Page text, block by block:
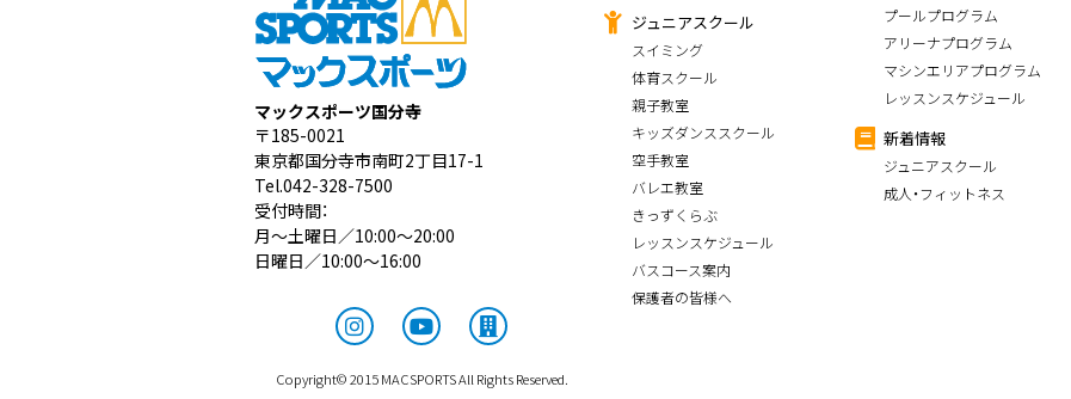
ジュニアスクール
スイミング
体育スクール
親子教室
キッズダンススクール
空手教室
バレエ教室
きっずくらぶ
レッスンスケジュール
バスコース案内
保護者の皆様へ
プールプログラム
アリーナプログラム
マシンエリアプログラム
レッスンスケジュール
新着情報
ジュニアスクール
成人・フィットネス
マックスポーツ国分寺
〒185-0021
東京都国分寺市南町2丁目17-1
Tel.042-328-7500
受付時間：
月～土曜日／10:00～20:00
日曜日／10:00～16:00
Copyright© 2015 MACSPORTS All Rights Reserved.